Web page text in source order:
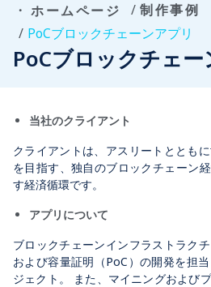
ホームページ
制作事例
PoCブロックチェーンアプリ
PoCブロックチェー
当社のクライアント
クライアントは、アスリートととも
を目指す、独自のブロックチェーン
す経済循環です。
アプリについて
ブロックチェーンインフラストラク
および容量証明（PoC）の開発を担
ジェクト。 また、マイニングおよび